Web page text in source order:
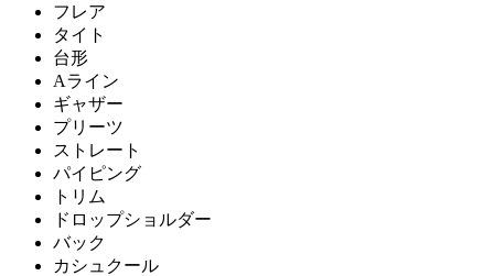
フレア
タイト
台形
Aライン
ギャザー
プリーツ
ストレート
パイピング
トリム
ドロップショルダー
バック
カシュクール